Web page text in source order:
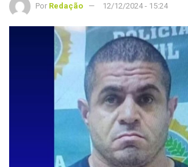
Por Redação 12/12/2024 - 15:24